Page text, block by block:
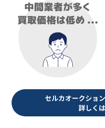
セルカオークショ
詳しく